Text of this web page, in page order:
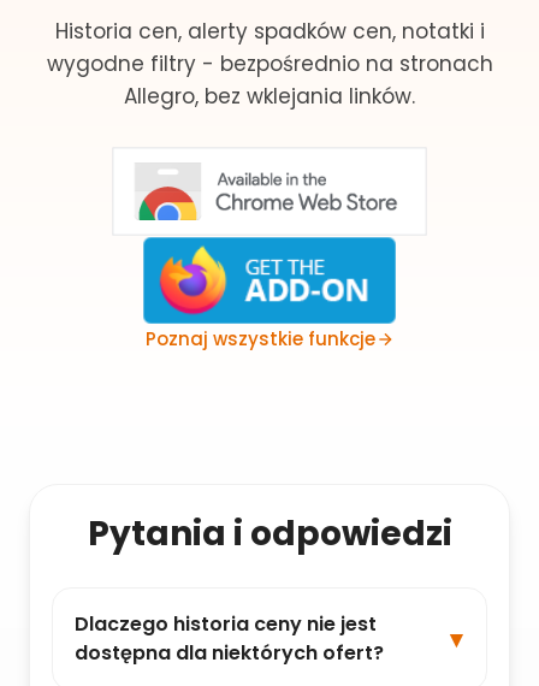
Historia cen, alerty spadków cen, notatki i
wygodne filtry - bezpośrednio na stronach
Allegro, bez wklejania linków.
Poznaj wszystkie funkcje
Pytania i odpowiedzi
Dlaczego historia ceny nie jest
dostępna dla niektórych ofert?